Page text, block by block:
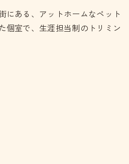
にある、アットホームなペット
個室で、生涯担当制のトリミン